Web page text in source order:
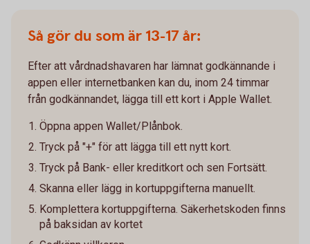
Så gör du som är 13-17 år:
Efter att vårdnadshavaren har lämnat godkännande i
appen eller internetbanken kan du, inom 24 timmar
från godkännandet, lägga till ett kort i Apple Wallet.
Öppna appen Wallet/Plånbok.
Tryck på "+" för att lägga till ett nytt kort.
Tryck på Bank- eller kreditkort och sen Fortsätt.
Skanna eller lägg in kortuppgifterna manuellt.
Komplettera kortuppgifterna. Säkerhetskoden finns
på baksidan av kortet